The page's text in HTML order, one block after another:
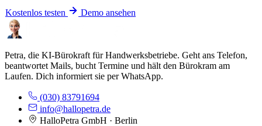
Kostenlos testen Demo ansehen
Petra, die KI-Bürokraft für Handwerksbetriebe. Geht ans Telefon,
beantwortet Mails, bucht Termine und hält den Bürokram am
Laufen. Dich informiert sie per WhatsApp.
(030) 83791694
info@hallopetra.de
HalloPetra GmbH · Berlin